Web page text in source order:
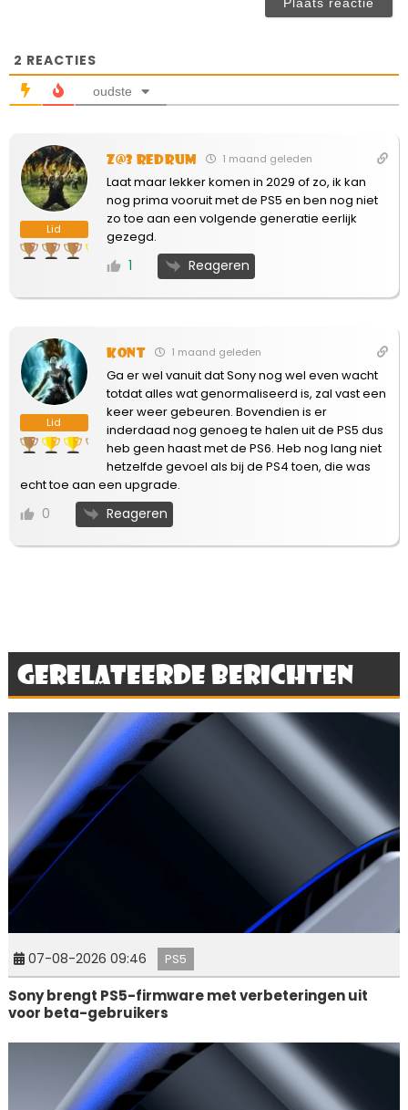
2 REACTIES
oudste
Lid
Z@3 Redrum 1 maand geleden
Laat maar lekker komen in 2029 of zo, ik kan
nog prima vooruit met de PS5 en ben nog niet
zo toe aan een volgende generatie eerlijk
gezegd.
1 Reageren
Lid
Kont 1 maand geleden
Ga er wel vanuit dat Sony nog wel even wacht
totdat alles wat genormaliseerd is, zal vast een
keer weer gebeuren. Bovendien is er
inderdaad nog genoeg te halen uit de PS5 dus
heb geen haast met de PS6. Heb nog lang niet
hetzelfde gevoel als bij de PS4 toen, die was
echt toe aan een upgrade.
0 Reageren
Gerelateerde berichten
07-08-2026 09:46 PS5
Sony brengt PS5-firmware met verbeteringen uit
voor beta-gebruikers